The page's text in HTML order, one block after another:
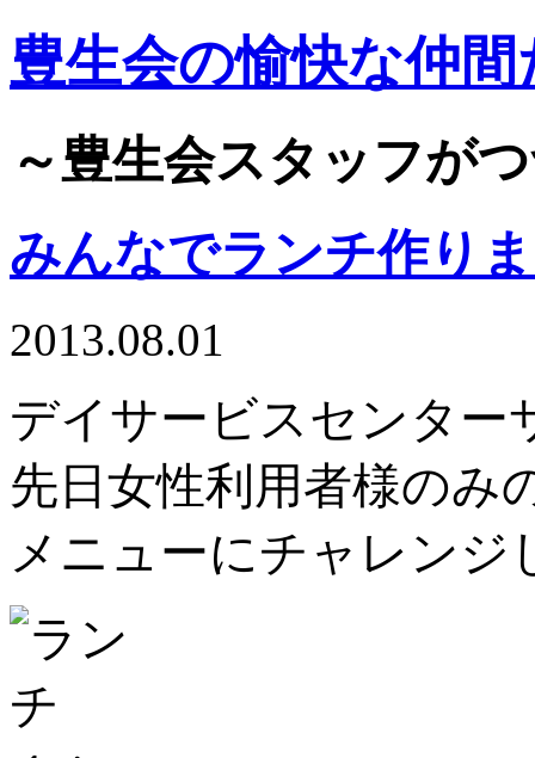
豊生会の愉快な仲間
～豊生会スタッフが
みんなでランチ作り
2013.08.01
デイサービスセンター
先日女性利用者様のみ
メニューにチャレンジ